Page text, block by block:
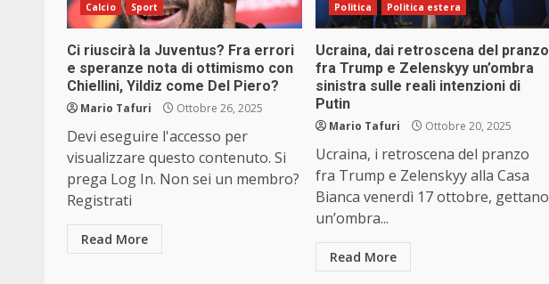
Calcio Sport
Ci riuscirà la Juventus? Fra errori
e speranze nota di ottimismo con
Chiellini, Yildiz come Del Piero?
Mario Tafuri Ottobre 26, 2025
Devi eseguire l'accesso per
visualizzare questo contenuto. Si
prega Log In. Non sei un membro?
Registrati
Read More
Politica Politica estera
Ucraina, dai retroscena del pranzo
fra Trump e Zelenskyy un’ombra
sinistra sulle reali intenzioni di
Putin
Mario Tafuri Ottobre 20, 2025
Ucraina, i retroscena del pranzo
fra Trump e Zelenskyy alla Casa
Bianca venerdì 17 ottobre, gettano
un’ombra...
Read More